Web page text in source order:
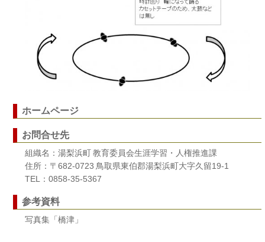
ホームページ
お問合せ先
組織名：湯梨浜町 教育委員会生涯学習・人権推進課
住所：〒682-0723 鳥取県東伯郡湯梨浜町大字久留19-1
TEL：0858-35-5367
参考資料
写真集「橋津」